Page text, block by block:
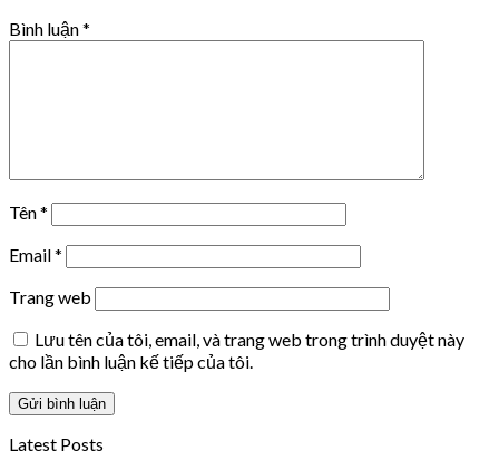
Bình luận*
Tên*
Email*
Trang web
Lưu tên của tôi, email, và trang web trong trình duyệt này
cho lần bình luận kế tiếp của tôi.
Latest Posts